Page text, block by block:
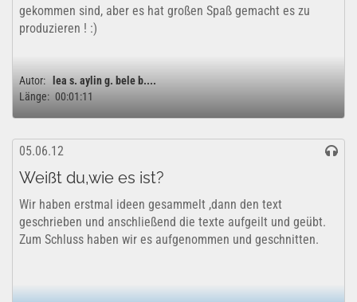
gekommen sind, aber es hat großen Spaß gemacht es zu
produzieren ! :)
Autor:
lea s. aylin g. bele b....
Länge: 00:01:11
05.06.12
Weißt du,wie es ist?
Wir haben erstmal ideen gesammelt ,dann den text
geschrieben und anschließend die texte aufgeilt und geübt.
Zum Schluss haben wir es aufgenommen und geschnitten.